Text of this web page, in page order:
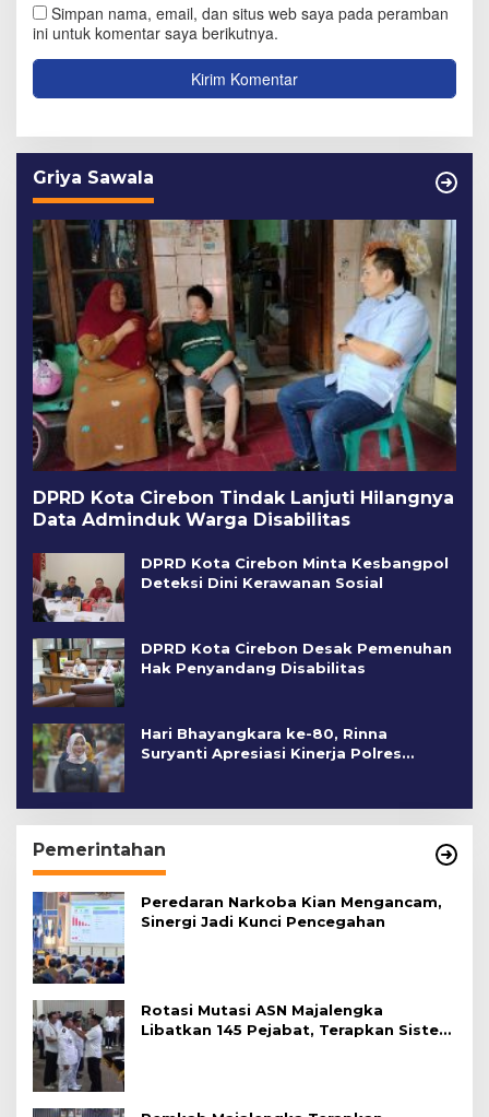
Simpan nama, email, dan situs web saya pada peramban
ini untuk komentar saya berikutnya.
Griya Sawala
DPRD Kota Cirebon Tindak Lanjuti Hilangnya
Data Adminduk Warga Disabilitas
DPRD Kota Cirebon Minta Kesbangpol
Deteksi Dini Kerawanan Sosial
DPRD Kota Cirebon Desak Pemenuhan
Hak Penyandang Disabilitas
Hari Bhayangkara ke-80, Rinna
Suryanti Apresiasi Kinerja Polres
Pemerintahan
Peredaran Narkoba Kian Mengancam,
Sinergi Jadi Kunci Pencegahan
Rotasi Mutasi ASN Majalengka
Libatkan 145 Pejabat, Terapkan Sistem